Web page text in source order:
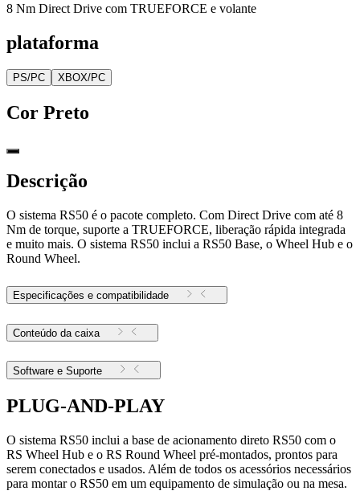
8 Nm Direct Drive com TRUEFORCE e volante
plataforma
PS/PC XBOX/PC
Cor Preto
Descrição
O sistema RS50 é o pacote completo. Com Direct Drive com até 8
Nm de torque, suporte a TRUEFORCE, liberação rápida integrada
e muito mais. O sistema RS50 inclui a RS50 Base, o Wheel Hub e o
Round Wheel.
Especificações e compatibilidade
Conteúdo da caixa
Software e Suporte
PLUG-AND-PLAY
O sistema RS50 inclui a base de acionamento direto RS50 com o
RS Wheel Hub e o RS Round Wheel pré-montados, prontos para
serem conectados e usados. Além de todos os acessórios necessários
para montar o RS50 em um equipamento de simulação ou na mesa.